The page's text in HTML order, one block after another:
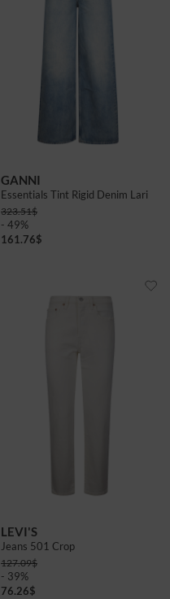
GANNI
Essentials Tint Rigid Denim Lari
323.51$
- 49%
161.76$
LEVI'S
Jeans 501 Crop
127.09$
- 39%
76.26$